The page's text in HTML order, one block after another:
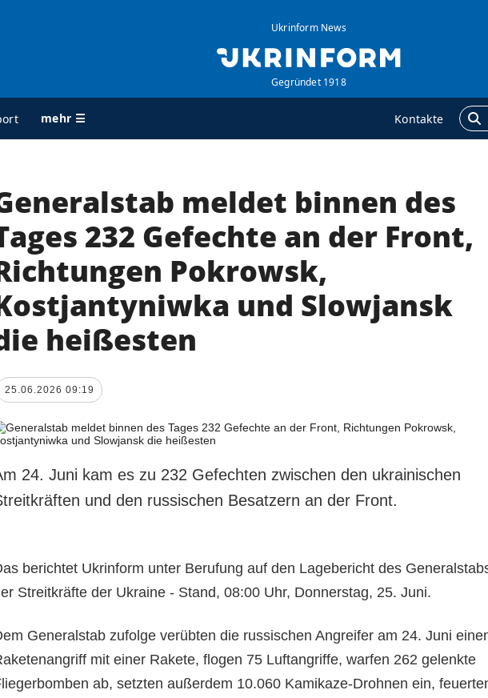
Ukrinform News
Gegründet 1918
mehr ☰ Kontakte
AGENTUR
Kontakte
services
Politik zur Vertraulichkeit
und zum Schutz
personenbezogener
Daten
ZUSÄTZLICH
Interview
Video
meldet binnen des
232 Gefechte an der Front,
Pokrowsk,
und Slowjansk
heißesten
25.06.2026 09:19
24. Juni kam es zu 232 Gefechten zwischen den ukrainischen
und den russischen Besatzern an der Front.
berichtet Ukrinform unter Berufung auf den Lagebericht des
Streitkräfte der Ukraine - Stand, 08:00 Uhr, Donnerstag, 25. Juni.
Generalstab zufolge verübten die russischen Angreifer am 24. Juni
mit einer Rakete, flogen 75 Luftangriffe, warfen 262 gelenkte
ab, setzten außerdem 10.060 Kamikaze-Drohnen ein,